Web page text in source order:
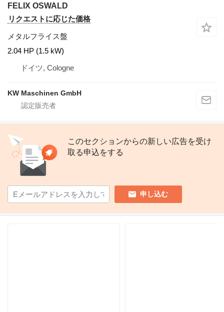
FELIX OSWALD
リクエストに応じた価格
メタルフライス盤
2.04 HP (1.5 kW)
ドイツ, Cologne
KW Maschinen GmbH
このセクションからの新しい広告を受け
取る申込をする
申し込む